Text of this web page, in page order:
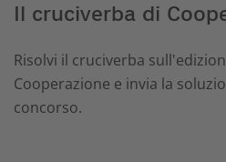
Il cruciverba di
Risolvi il cruciverba
Cooperazione e invia la
concorso.